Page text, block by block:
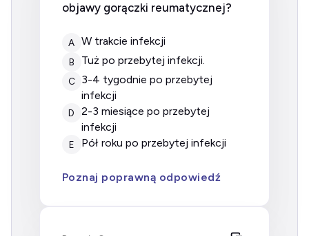
objawy gorączki reumatycznej?
A w trakcie infekcji
B tuż po przebytej infekcji.
C
3-4 tygodnie po przebytej
infekcji
D
2-3 miesiące po przebytej
infekcji
E pół roku po przebytej infekcji
Poznaj poprawną odpowiedź